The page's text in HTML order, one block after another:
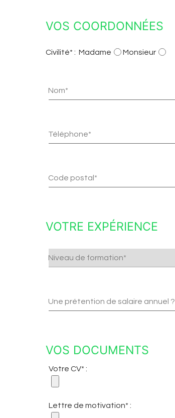
VOS COORDONNÉES
Civilité* : Madame Monsieur
Nom*
Téléphone*
Code postal*
VOTRE EXPÉRIENCE
Niveau de formation*
Une prétention de salaire annuel ?
VOS DOCUMENTS
Votre CV* :
Lettre de motivation* :